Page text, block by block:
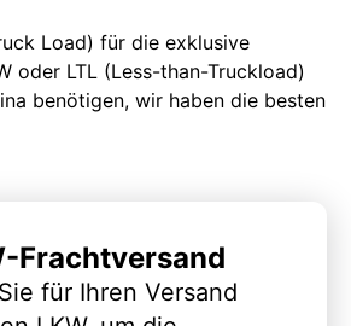
Load) für die exklusive
oder LTL (Less-than-Truckload)
benötigen, wir haben die besten
Frachtversand
für Ihren Versand